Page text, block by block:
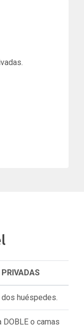
PRIVADAS
dos huéspedes.
DOBLE o camas